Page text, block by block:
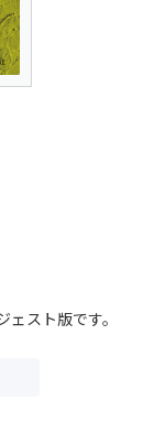
スト版です。